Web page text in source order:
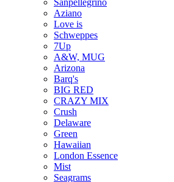
Aziano
Love is
Schweppes
7Up
A&W, MUG
Arizona
Barq's
BIG RED
CRAZY MIX
Crush
Delaware
Green
Hawaiian
London Essence
Mist
Seagrams